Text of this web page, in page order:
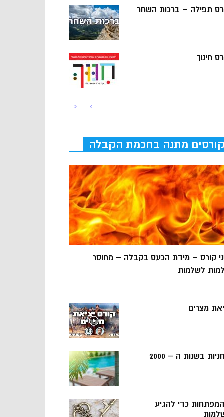
תפילה – ברכות השחר
חינוך
קורסים מתנה בחכמת הקבלה
קורס – מידת הכעס בקבלה – מחוסר
לשלמות
מצרים
בשנות ה – 2000
5 המפתחות כדי להגיע